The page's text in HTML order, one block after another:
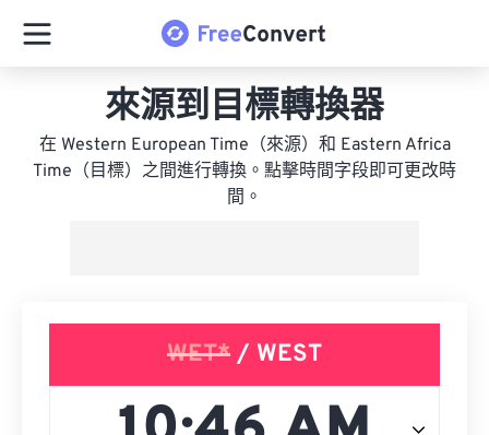
來源到目標轉換器
在 Western European Time（來源）和 Eastern Africa
Time（目標）之間進行轉換。點擊時間字段即可更改時
間。
WET* / WEST